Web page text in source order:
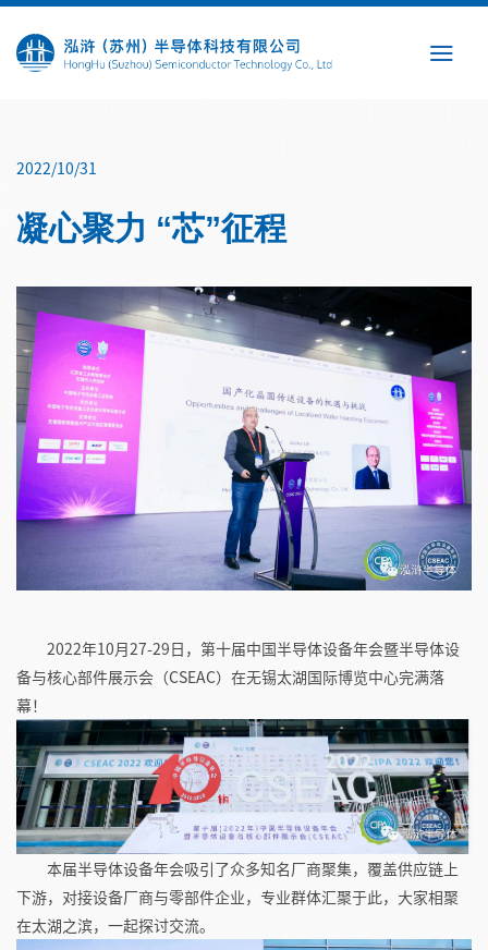
Skip
content
2022/10/31
凝心聚力 “芯”征程
2022年10月27-29日，第十届中国半导体设备年会暨半导体设
备与核心部件展示会（CSEAC）在无锡太湖国际博览中心完满落
幕！
本届半导体设备年会吸引了众多知名厂商聚集， 覆盖供应链上
下游， 对接设备厂商与零部件企业，专业群体汇聚于此，大家相聚
在太湖之滨， 一起探讨交流。